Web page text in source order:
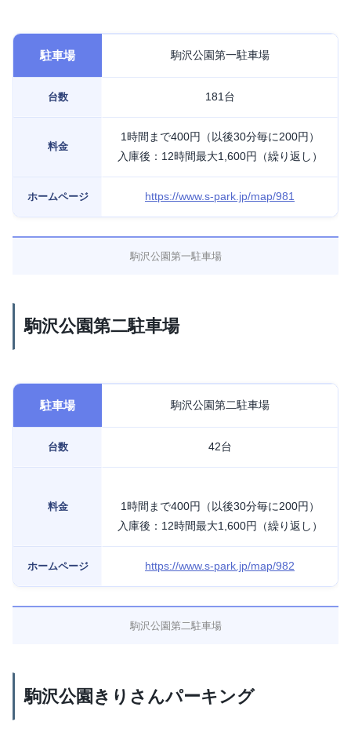
駐車場 駒沢公園第一駐車場
台数 181台
料金
1時間まで400円（以後30分毎に200円）
入庫後：12時間最大1,600円（繰り返し）
ホームページ https://www.s-park.jp/map/981
駒沢公園第一駐車場
駒沢公園第二駐車場
駐車場 駒沢公園第二駐車場
台数 42台
料金
1時間まで400円（以後30分毎に200円）
入庫後：12時間最大1,600円（繰り返し）
ホームページ https://www.s-park.jp/map/982
駒沢公園第二駐車場
駒沢公園きりさんパーキング